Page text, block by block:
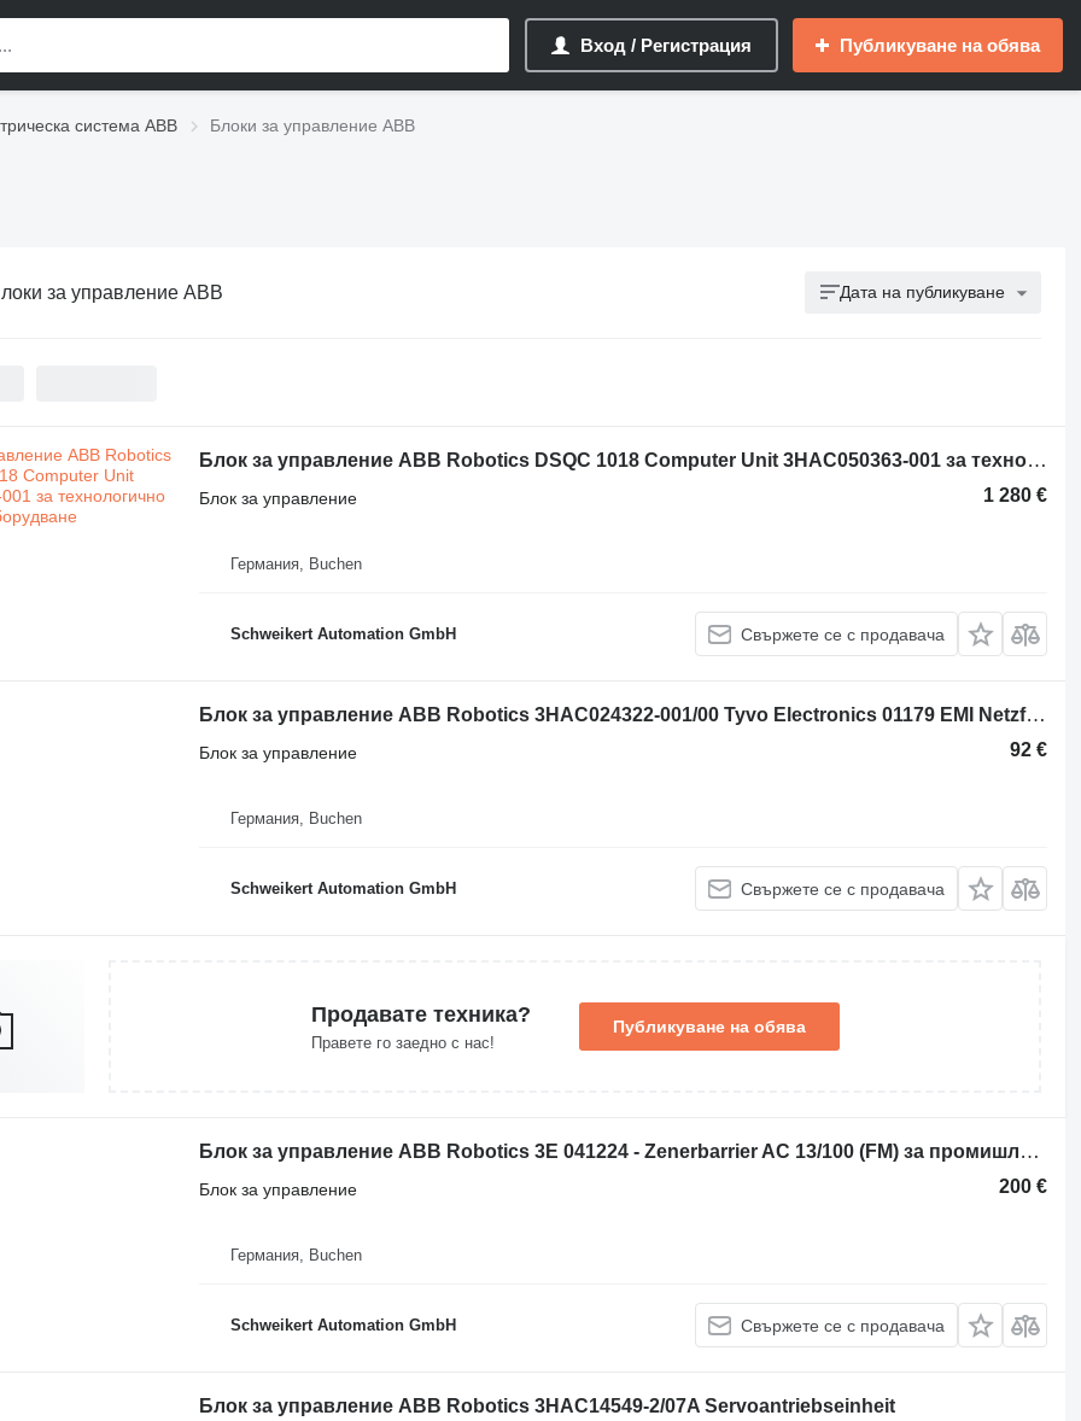
Вход / Регистрация Публикуване на обява
система ABB Блоки за управление ABB
за управление ABB Дата на публикуване
Блок за управление ABB Robotics DSQC 1018 Computer Unit 3HAC050363-001 за технологично оборудване
1 280 €
Блок за управление
Германия, Buchen
Schweikert Automation GmbH Свържете се с продавача
Блок за управление ABB Robotics 3HAC024322-001/00 Tyvo Electronics 01179 EMI Netzfilter за промишлено оборудване
92 €
Блок за управление
Германия, Buchen
Schweikert Automation GmbH Свържете се с продавача
Продавате техника?
Правете го заедно с нас!
Публикуване на обява
Блок за управление ABB Robotics 3E 041224 - Zenerbarrier AC 13/100 (FM) за промишлено оборудване
200 €
Блок за управление
Германия, Buchen
Schweikert Automation GmbH Свържете се с продавача
Блок за управление ABB Robotics 3HAC14549-2/07A Servoantriebseinheit